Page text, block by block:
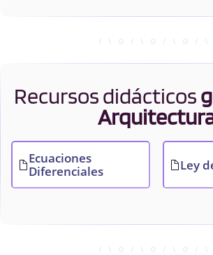
Recursos didácticos
Ecuaciones
Diferenciales
Ley